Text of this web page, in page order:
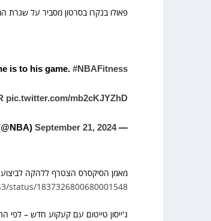
פאולו בנקרו בסרטון מסביר על שגרת
is to his game. #NBAFitness
pic.twitter.com/mb2cKJYZhD
— NBA (@NBA)
September 21, 2024
מאמן הסיקסרס הצטרף ללהקה לביצוע
status/1837326800680001548
ג'ייסון טייטום עם קעקוע חדש – לפי